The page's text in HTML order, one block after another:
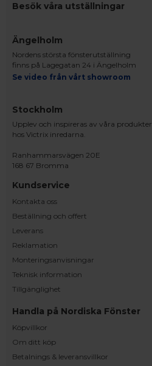
Besök våra utställningar
Ängelholm
Nordens största fönsterutställning
finns på Lagegatan 24 i Ängelholm
Se video från vårt showroom
Stockholm
Upplev och inspireras av våra produkter
hos Victrix inredarna.
Ranhammarsvägen 20E
168 67 Bromma
Kundservice
Kontakta oss
Beställning och offert
Leverans
Reklamation
Monteringsanvisningar
Teknisk information
Tillgänglighet
Handla på Nordiska Fönster
Köpvillkor
Om ditt köp
Betalnings & leveransvillkor